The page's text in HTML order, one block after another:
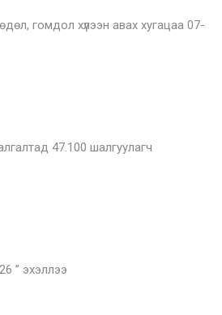
гомдол хүлээн авах хугацаа 07-
47.100 шалгуулагч
” эхэллээ